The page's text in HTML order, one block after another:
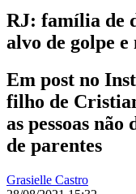
RJ: família de
alvo de golpe e
Em post no
filho de
as pessoas
de parentes
Grasielle Castro